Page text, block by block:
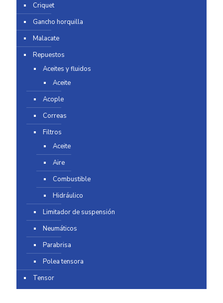
Criquet
Gancho horquilla
Malacate
Repuestos
Aceites y fluidos
Aceite
Acople
Correas
Filtros
Aceite
Aire
Combustible
Hidráulico
Limitador de suspensión
Neumáticos
Parabrisa
Polea tensora
Tensor